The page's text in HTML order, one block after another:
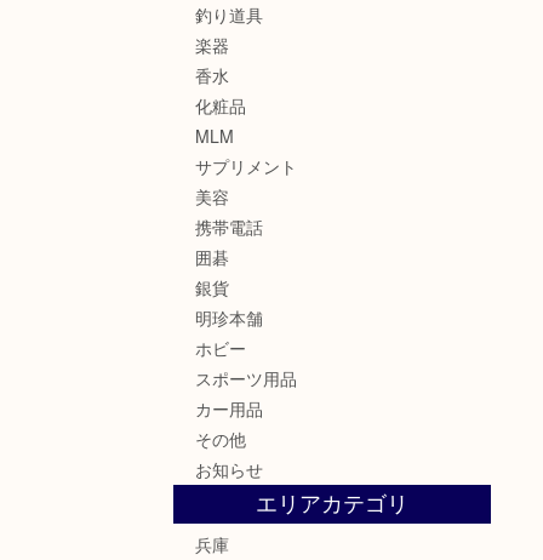
釣り道具
楽器
香水
化粧品
MLM
サプリメント
美容
携帯電話
囲碁
銀貨
明珍本舗
ホビー
スポーツ用品
カー用品
その他
お知らせ
エリアカテゴリ
兵庫